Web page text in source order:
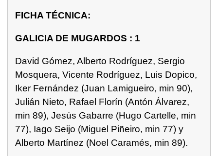
FICHA TÉCNICA:
GALICIA DE MUGARDOS : 1
David Gómez, Alberto Rodríguez, Sergio
Mosquera, Vicente Rodríguez, Luis Dopico,
Iker Fernández (Juan Lamigueiro, min 90),
Julián Nieto, Rafael Florín (Antón Álvarez,
min 89), Jesús Gabarre (Hugo Cartelle, min
77), Iago Seijo (Miguel Piñeiro, min 77) y
Alberto Martínez (Noel Caramés, min 89).